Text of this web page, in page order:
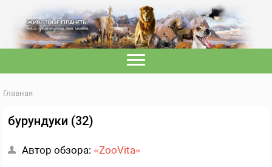
Главная
бурундуки (32)
Автор обзора: «ZooVita»